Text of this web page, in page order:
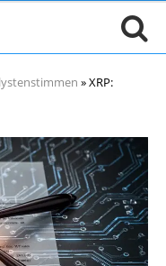
»XRP: